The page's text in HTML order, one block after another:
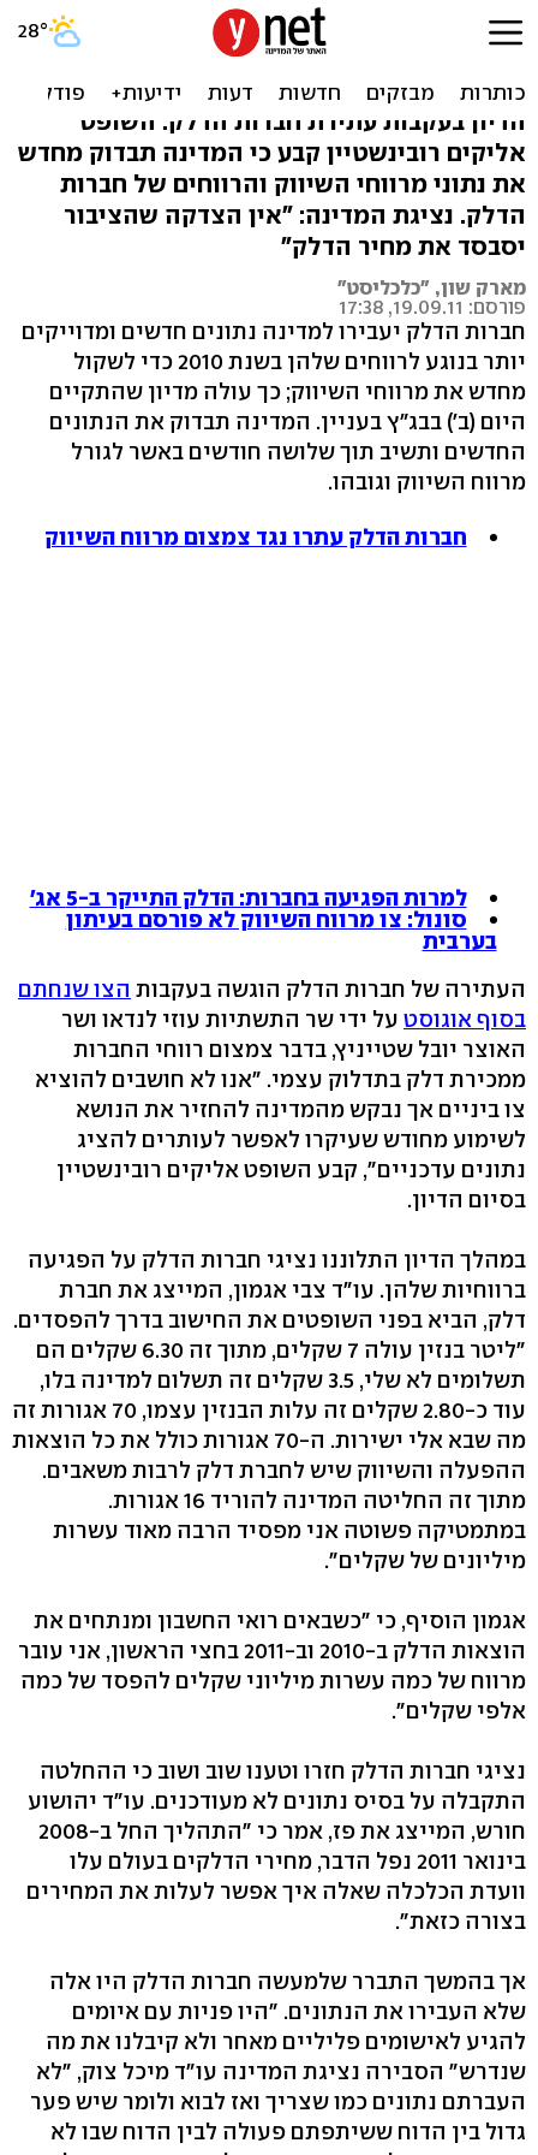
בג"ץ: המדינה תבדוק מחדש
את מרווח שיווק הדלק
הדיון בעקבות עתירת חברות הדלק: השופט
אליקים רובינשטיין קבע כי המדינה תבדוק מחדש
את נתוני מרווחי השיווק והרווחים של חברות
הדלק. נציגת המדינה: "אין הצדקה שהציבור
יסבסד את מחיר הדלק"
מארק שון, "כלכליסט"
פורסם: 19.09.11, 17:38
חברות הדלק יעבירו למדינה נתונים חדשים ומדוייקים
יותר בנוגע לרווחים שלהן בשנת 2010 כדי לשקול
מחדש את מרווחי השיווק; כך עולה מדיון שהתקיים
היום (ב') בבג"ץ בעניין. המדינה תבדוק את הנתונים
החדשים ותשיב תוך שלושה חודשים באשר לגורל
מרווח השיווק וגובהו.
חברות הדלק עתרו נגד צמצום מרווח השיווק
למרות הפגיעה בחברות: הדלק התייקר ב-5 אג'
סונול: צו מרווח השיווק לא פורסם בעיתון
בערבית
העתירה של חברות הדלק הוגשה בעקבות הצו שנחתם
בסוף אוגוסט על ידי שר התשתיות עוזי לנדאו ושר
האוצר יובל שטייניץ, בדבר צמצום רווחי החברות
ממכירת דלק בתדלוק עצמי. "אנו לא חושבים להוציא
צו ביניים אך נבקש מהמדינה להחזיר את הנושא
לשימוע מחודש שעיקרו לאפשר לעותרים להציג
נתונים עדכניים", קבע השופט אליקים רובינשטיין
בסיום הדיון.
במהלך הדיון התלוננו נציגי חברות הדלק על הפגיעה
ברווחיות שלהן. עו"ד צבי אגמון, המייצג את חברת
דלק, הביא בפני השופטים את החישוב בדרך להפסדים.
"ליטר בנזין עולה 7 שקלים, מתוך זה 6.30 שקלים הם
תשלומים לא שלי, 3.5 שקלים זה תשלום למדינה בלו,
עוד כ-2.80 שקלים זה עלות הבנזין עצמו, 70 אגורות זה
מה שבא אלי ישירות. ה-70 אגורות כולל את כל הוצאות
ההפעלה והשיווק שיש לחברת דלק לרבות משאבים.
מתוך זה החליטה המדינה להוריד 16 אגורות.
במתמטיקה פשוטה אני מפסיד הרבה מאוד עשרות
מיליונים של שקלים".
אגמון הוסיף, כי "כשבאים רואי החשבון ומנתחים את
הוצאות הדלק ב-2010 וב-2011 בחצי הראשון, אני עובר
מרווח של כמה עשרות מיליוני שקלים להפסד של כמה
אלפי שקלים".
נציגי חברות הדלק חזרו וטענו שוב ושוב כי ההחלטה
התקבלה על בסיס נתונים לא מעודכנים. עו"ד יהושוע
חורש, המייצג את פז, אמר כי "התהליך החל ב-2008
בינואר 2011 נפל הדבר, מחירי הדלקים בעולם עלו
וועדת הכלכלה שאלה איך אפשר לעלות את המחירים
בצורה כזאת".
אך בהמשך התברר שלמעשה חברות הדלק היו אלה
שלא העבירו את הנתונים. "היו פניות עם איומים
להגיע לאישומים פליליים מאחר ולא קיבלנו את מה
שנדרש" הסבירה נציגת המדינה עו"ד מיכל צוק, "לא
העברתם נתונים כמו שצריך ואז לבוא ולומר שיש פער
גדול בין הדוח ששיתפתם פעולה לבין הדוח שבו לא